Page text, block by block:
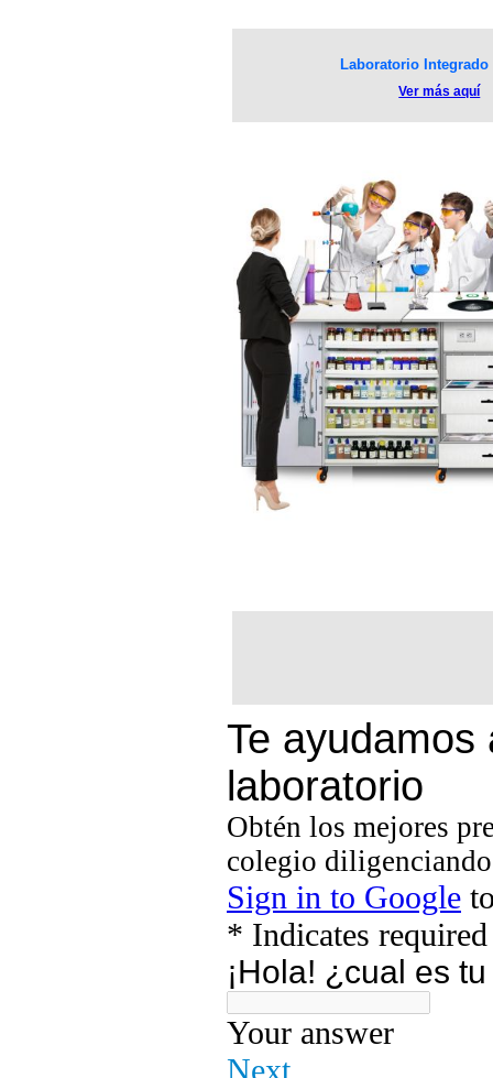
Laboratorio Integrado
Ver más aquí